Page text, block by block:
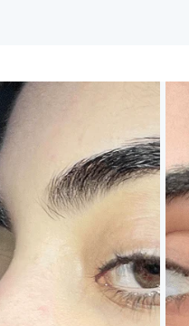
וללא ניסויים בבעלי חיים
דרמטולוגית